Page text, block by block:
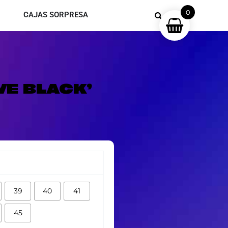
CAJAS SORPRESA
BLACK’
39 40 41
45
0